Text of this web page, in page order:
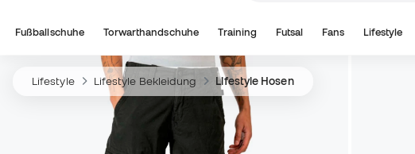
Fußballschuhe Torwarthandschuhe Training Futsal Fans Lifestyle
Lifestyle Lifestyle Bekleidung Lifestyle Hosen